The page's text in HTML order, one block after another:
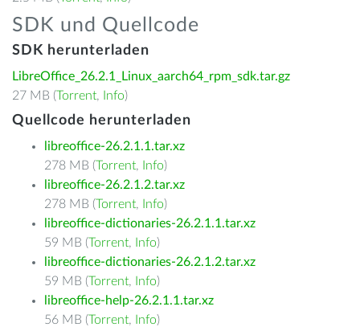
SDK und Quellcode
SDK herunterladen
LibreOffice_26.2.1_Linux_aarch64_rpm_sdk.tar.gz
27 MB (Torrent, Info)
Quellcode herunterladen
libreoffice-26.2.1.1.tar.xz
278 MB (Torrent, Info)
libreoffice-26.2.1.2.tar.xz
278 MB (Torrent, Info)
libreoffice-dictionaries-26.2.1.1.tar.xz
59 MB (Torrent, Info)
libreoffice-dictionaries-26.2.1.2.tar.xz
59 MB (Torrent, Info)
libreoffice-help-26.2.1.1.tar.xz
56 MB (Torrent, Info)